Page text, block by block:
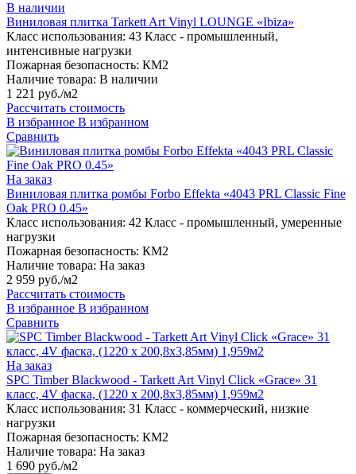
В наличии
Виниловая плитка Tarkett Art Vinyl LOUNGE «Ibiza»
Класс использования: 43 Класс - промышленный,
интенсивные нагрузки
Пожарная безопасность: КМ2
Наличие товара: В наличии
1 221 руб./м2
Рассчитать стоимость
В избранное В избранном
Сравнить
На заказ
Виниловая плитка ромбы Forbo Effekta «4043 PRL Classic Fine
Oak PRO 0.45»
Класс использования: 42 Класс - промышленный, умеренные
нагрузки
Пожарная безопасность: КМ2
Наличие товара: На заказ
2 959 руб./м2
Рассчитать стоимость
В избранное В избранном
Сравнить
На заказ
SPC Timber Blackwood - Tarkett Art Vinyl Click «Grace» 31
класс, 4V фаска, (1220 x 200,8х3,85мм) 1,959м2
Класс использования: 31 Класс - коммерческий, низкие
нагрузки
Пожарная безопасность: КМ2
Наличие товара: На заказ
1 690 руб./м2